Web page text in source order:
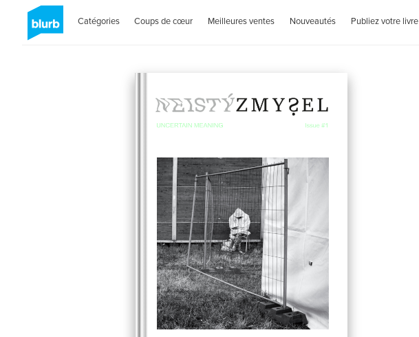
Catégories Coups de cœur Meilleures ventes Nouveautés Publiez votre livre